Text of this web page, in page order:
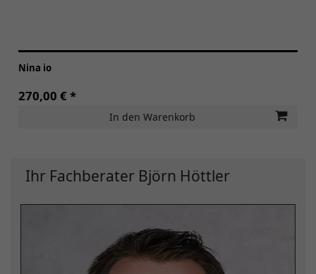
Nina io
270,00 € *
In den Warenkorb
Ihr Fachberater Björn Höttler